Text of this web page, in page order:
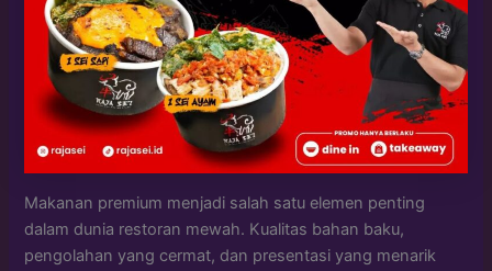
Makanan premium menjadi salah satu elemen penting
dalam dunia restoran mewah. Kualitas bahan baku,
pengolahan yang cermat, dan presentasi yang menarik